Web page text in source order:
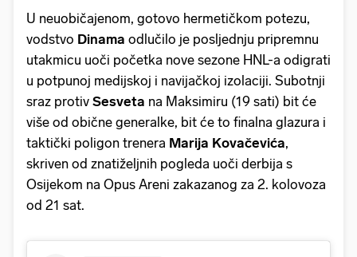
U neuobičajenom, gotovo hermetičkom potezu,
vodstvo Dinama odlučilo je posljednju pripremnu
utakmicu uoči početka nove sezone HNL-a odigrati
u potpunoj medijskoj i navijačkoj izolaciji. Subotnji
sraz protiv Sesveta na Maksimiru (19 sati) bit će
više od obične generalke, bit će to finalna glazura i
taktički poligon trenera Marija Kovačevića,
skriven od znatiželjnih pogleda uoči derbija s
Osijekom na Opus Areni zakazanog za 2. kolovoza
od 21 sat.